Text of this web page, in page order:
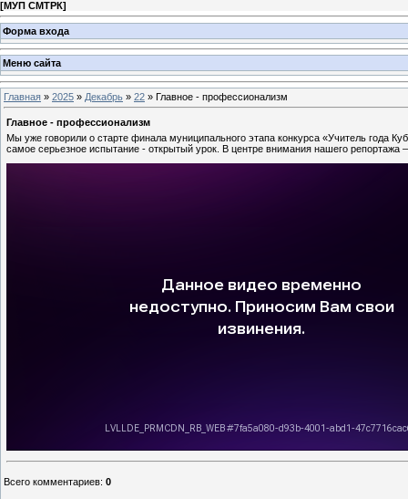
[МУП СМТРК]
Форма входа
Меню сайта
Главная » 2025 » Декабрь » 22 » Главное - профессионализм
Главное - профессионализм
Мы уже говорили о старте финала муниципального этапа конкурса «Учитель года
самое серьезное испытание - открытый урок. В центре внимания нашего репортажа
Всего комментариев: 0